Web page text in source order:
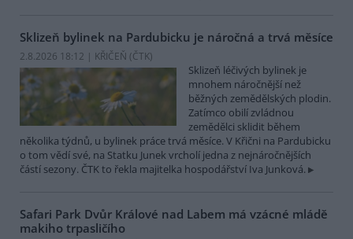
Sklizeň bylinek na Pardubicku je náročná a trvá měsíce
2.8.2026 18:12 | KŘIČEŇ (ČTK)
Sklizeň léčivých bylinek je
mnohem náročnější než
běžných zemědělských plodin.
Zatímco obilí zvládnou
zemědělci sklidit během
několika týdnů, u bylinek práce trvá měsíce. V Křični na Pardubicku
o tom vědí své, na Statku Junek vrcholí jedna z nejnáročnějších
částí sezony. ČTK to řekla majitelka hospodářství Iva Junková.
Safari Park Dvůr Králové nad Labem má vzácné mládě
makiho trpasličího